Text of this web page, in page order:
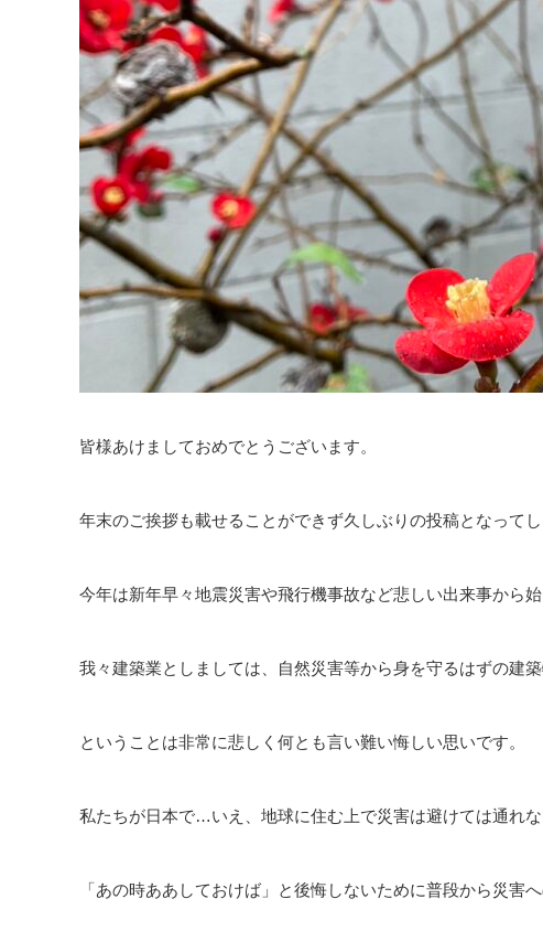
皆様あけましておめでとうございます。
年末のご挨拶も載せることができず久しぶりの投稿となってし
今年は新年早々地震災害や飛行機事故など悲しい出来事から
我々建築業としましては、自然災害等から身を守るはずの建
ということは非常に悲しく何とも言い難い悔しい思いです。
私たちが日本で…いえ、地球に住む上で災害は避けては通れな
「あの時ああしておけば」と後悔しないために普段から災害